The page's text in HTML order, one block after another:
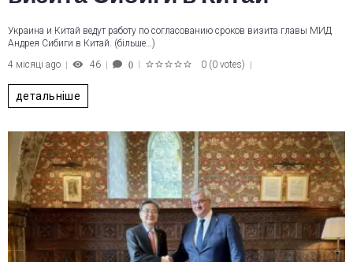
Украина и Китай ведут работу по согласованию сроков визита главы МИД
Андрея Сибиги в Китай. (більше…)
4 місяці ago
46 0 0 (0 votes)
детальніше